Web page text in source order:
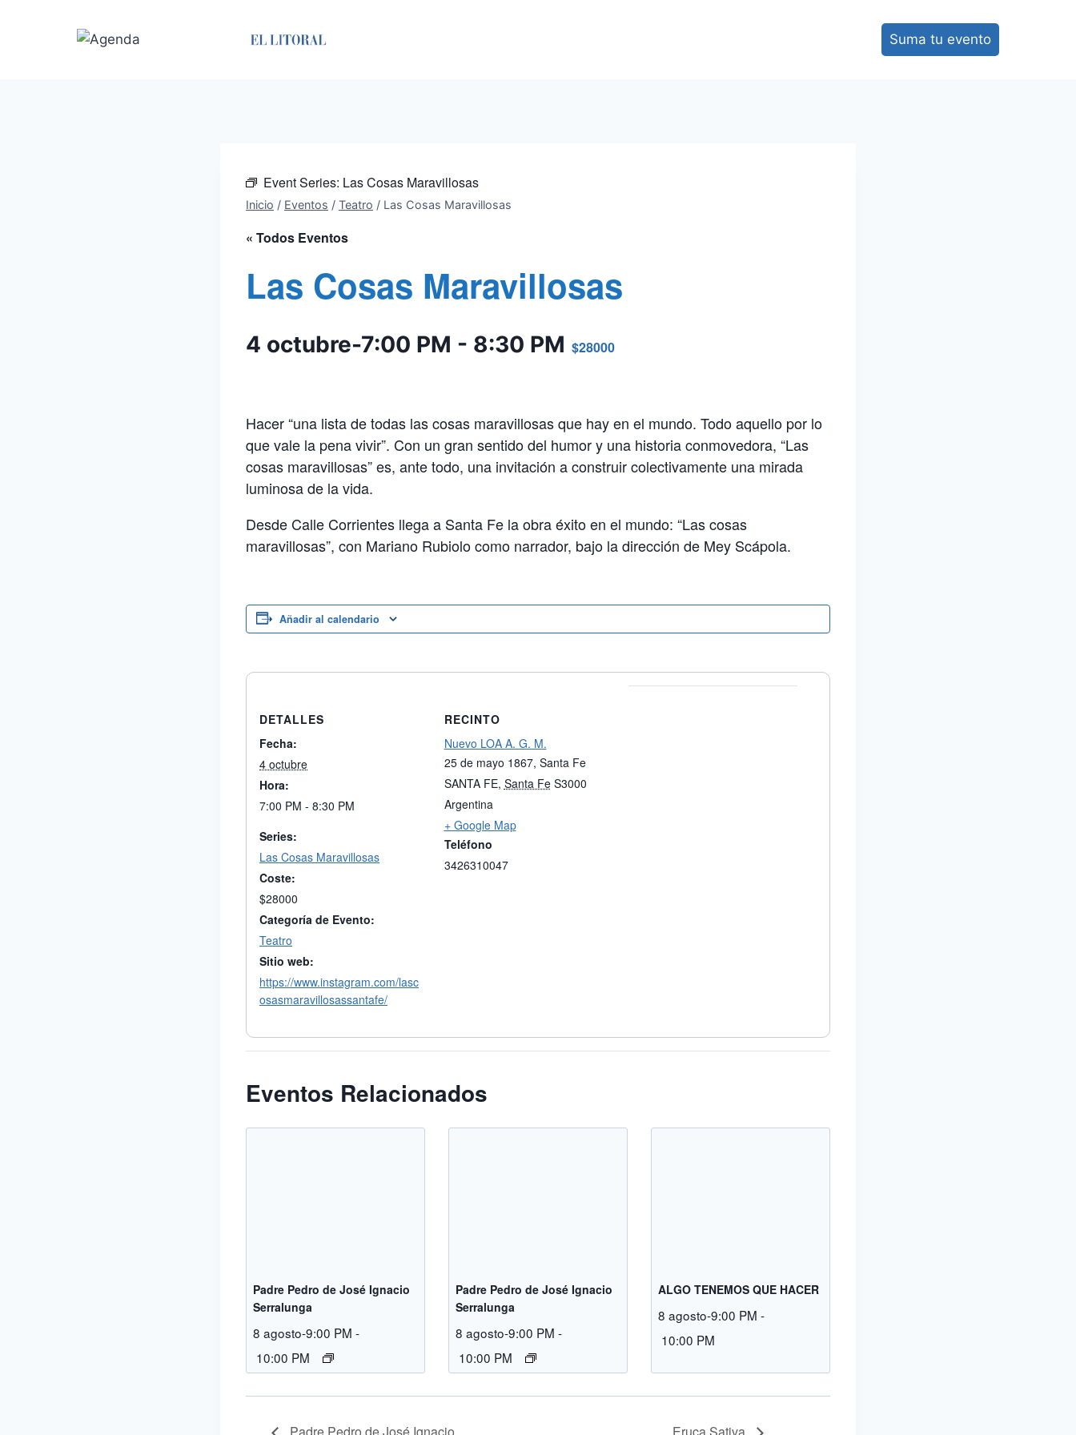
Suma tu evento
Event Series: Las Cosas Maravillosas
Inicio / Eventos / Teatro / Las Cosas Maravillosas
« Todos Eventos
Las Cosas Maravillosas
4 octubre-7:00 PM - 8:30 PM $28000
Hacer “una lista de todas las cosas maravillosas que hay en el mundo. Todo aquello por lo
que vale la pena vivir”. Con un gran sentido del humor y una historia conmovedora, “Las
cosas maravillosas” es, ante todo, una invitación a construir colectivamente una mirada
luminosa de la vida.
Desde Calle Corrientes llega a Santa Fe la obra éxito en el mundo: “Las cosas
maravillosas”, con Mariano Rubiolo como narrador, bajo la dirección de Mey Scápola.
Añadir al calendario
DETALLES
Fecha:
4 octubre
Hora:
7:00 PM - 8:30 PM
Series:
Las Cosas Maravillosas
Coste:
$28000
Categoría de Evento:
Teatro
Sitio web:
https://www.instagram.com/lasc
osasmaravillosassantafe/
RECINTO
Nuevo LOA A. G. M.
25 de mayo 1867, Santa Fe
SANTA FE, Santa Fe S3000
Argentina
+ Google Map
Teléfono
3426310047
Eventos Relacionados
Padre Pedro de José Ignacio
Serralunga
8 agosto-9:00 PM -
10:00 PM
Padre Pedro de José Ignacio
Serralunga
8 agosto-9:00 PM -
10:00 PM
ALGO TENEMOS QUE HACER
8 agosto-9:00 PM -
10:00 PM
Padre Pedro de José Ignacio Eruca Sativa